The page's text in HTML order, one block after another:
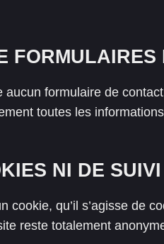
FORMULAIRES
aucun formulaire de
toutes les
NI DE SUIVI
cookie, qu’il s’agisse de
reste totalement